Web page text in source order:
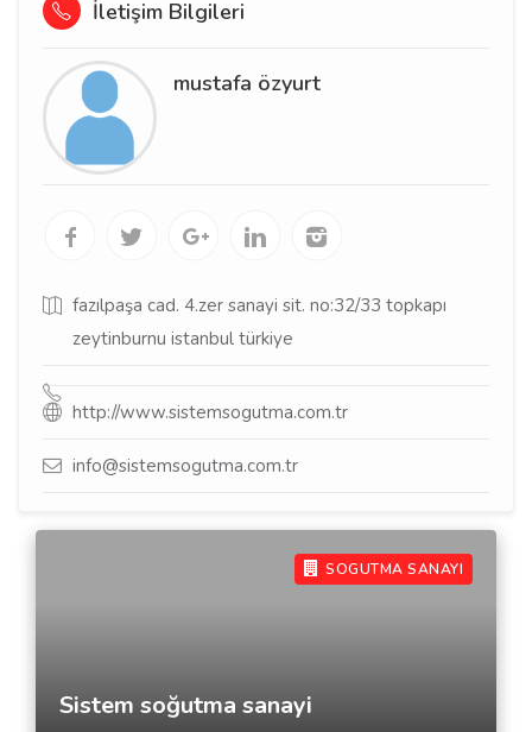
İletişim Bilgileri
mustafa özyurt
fazılpaşa cad. 4.zer sanayi sit. no:32/33 topkapı
zeytinburnu istanbul türkiye
http://www.sistemsogutma.com.tr
info@sistemsogutma.com.tr
SOGUTMA SANAYI
Sistem soğutma sanayi